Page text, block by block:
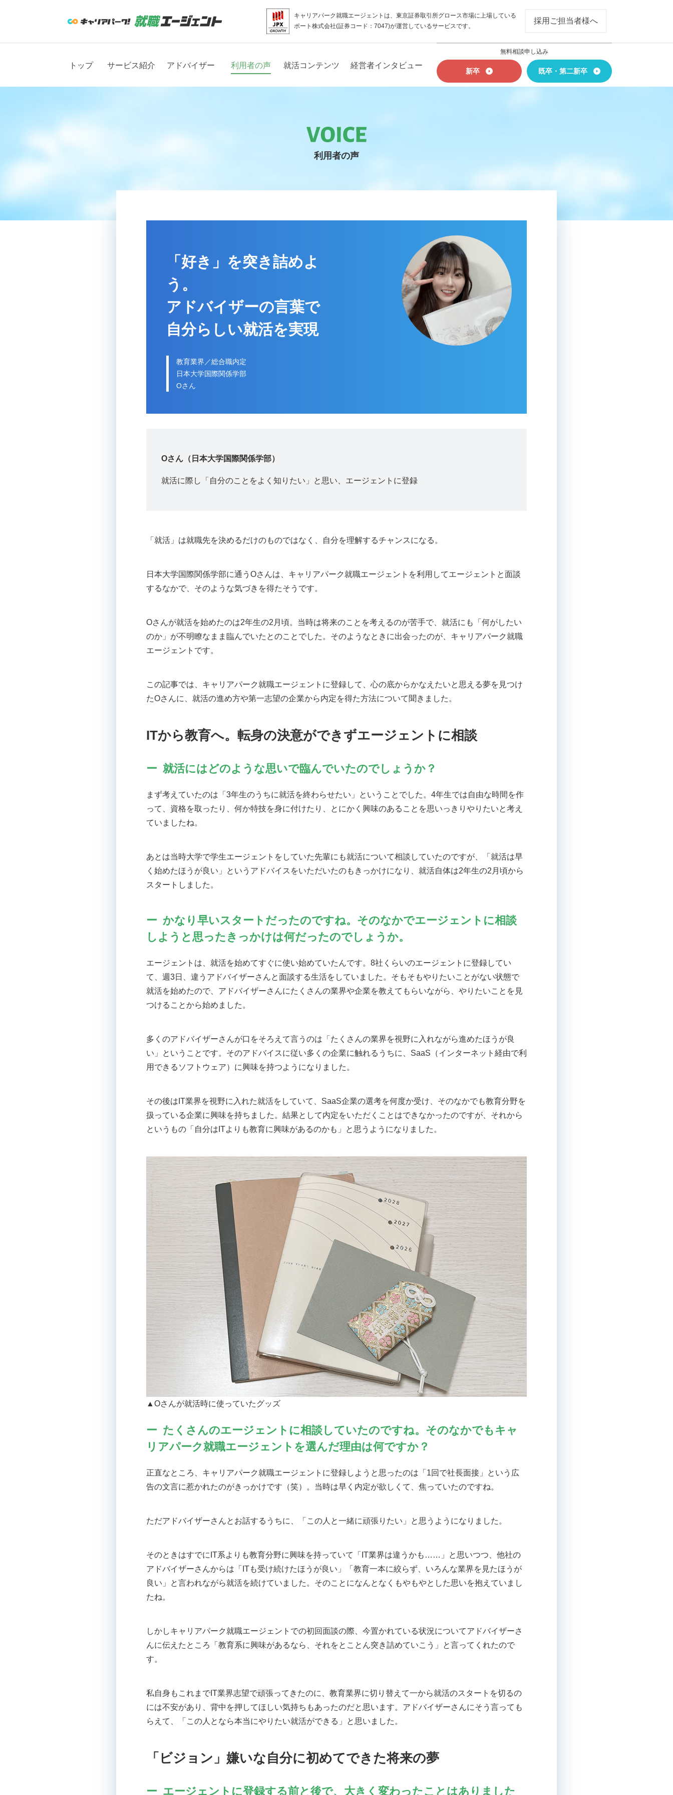
キャリアパーク就職エージェントは、東京証券取引所グロース市場に上場している
ポート株式会社(証券コード：7047)が運営しているサービスです。
採用ご担当者様へ
トップ サービス紹介 アドバイザー 利用者の声 就活コンテンツ 経営者インタビュー
無料相談申し込み
新卒 既卒・第二新卒
利用者の声
「好き」を突き詰めよ
う。
アドバイザーの言葉で
自分らしい就活を実現
教育業界／総合職内定
日本大学国際関係学部
Oさん
Oさん （日本大学国際関係学部）
就活に際し「自分のことをよく知りたい」と思い、エージェントに登録
「就活」は就職先を決めるだけのものではなく、自分を理解するチャンスになる。
日本大学国際関係学部に通うOさんは、キャリアパーク就職エージェントを利用してエージェントと面談
するなかで、そのような気づきを得たそうです。
Oさんが就活を始めたのは2年生の2月頃。当時は将来のことを考えるのが苦手で、就活にも「何がしたい
のか」が不明瞭なまま臨んでいたとのことでした。そのようなときに出会ったのが、キャリアパーク就職
エージェントです。
この記事では、キャリアパーク就職エージェントに登録して、心の底からかなえたいと思える夢を見つけ
たOさんに、就活の進め方や第一志望の企業から内定を得た方法について聞きました。
ITから教育へ。転身の決意ができずエージェントに相談
就活にはどのような思いで臨んでいたのでしょうか？
まず考えていたのは「3年生のうちに就活を終わらせたい」ということでした。4年生では自由な時間を作
って、資格を取ったり、何か特技を身に付けたり、とにかく興味のあることを思いっきりやりたいと考え
ていましたね。
あとは当時大学で学生エージェントをしていた先輩にも就活について相談していたのですが、「就活は早
く始めたほうが良い」というアドバイスをいただいたのもきっかけになり、就活自体は2年生の2月頃から
スタートしました。
かなり早いスタートだったのですね。そのなかでエージェントに相談
しようと思ったきっかけは何だったのでしょうか。
エージェントは、就活を始めてすぐに使い始めていたんです。8社くらいのエージェントに登録してい
て、週3日、違うアドバイザーさんと面談する生活をしていました。そもそもやりたいことがない状態で
就活を始めたので、アドバイザーさんにたくさんの業界や企業を教えてもらいながら、やりたいことを見
つけることから始めました。
多くのアドバイザーさんが口をそろえて言うのは「たくさんの業界を視野に入れながら進めたほうが良
い」ということです。そのアドバイスに従い多くの企業に触れるうちに、SaaS（インターネット経由で利
用できるソフトウェア）に興味を持つようになりました。
その後はIT業界を視野に入れた就活をしていて、SaaS企業の選考を何度か受け、そのなかでも教育分野を
扱っている企業に興味を持ちました。結果として内定をいただくことはできなかったのですが、それから
というもの「自分はITよりも教育に興味があるのかも」と思うようになりました。
▲Oさんが就活時に使っていたグッズ
たくさんのエージェントに相談していたのですね。そのなかでもキャ
リアパーク就職エージェントを選んだ理由は何ですか？
正直なところ、キャリアパーク就職エージェントに登録しようと思ったのは「1回で社長面接」という広
告の文言に惹かれたのがきっかけです（笑）。当時は早く内定が欲しくて、焦っていたのですね。
ただアドバイザーさんとお話するうちに、「この人と一緒に頑張りたい」と思うようになりました。
そのときはすでにIT系よりも教育分野に興味を持っていて「IT業界は違うかも……」と思いつつ、他社の
アドバイザーさんからは「ITも受け続けたほうが良い」「教育一本に絞らず、いろんな業界を見たほうが
良い」と言われながら就活を続けていました。そのことになんとなくもやもやとした思いを抱えていまし
たね。
しかしキャリアパーク就職エージェントでの初回面談の際、今置かれている状況についてアドバイザーさ
んに伝えたところ「教育系に興味があるなら、それをとことん突き詰めていこう」と言ってくれたので
す。
私自身もこれまでIT業界志望で頑張ってきたのに、教育業界に切り替えて一から就活のスタートを切るの
には不安があり、背中を押してほしい気持ちもあったのだと思います。アドバイザーさんにそう言っても
らえて、「この人となら本当にやりたい就活ができる」と思いました。
「ビジョン」嫌いな自分に初めてできた将来の夢
エージェントに登録する前と後で、大きく変わったことはありました